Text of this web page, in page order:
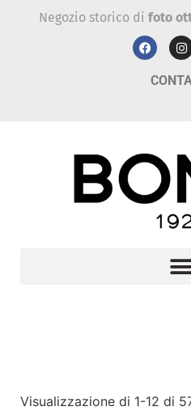
Negozio storico di foto
Visualizzazione di 1-12 di